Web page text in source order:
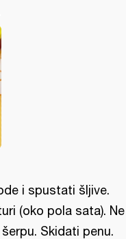
i spustati šljive.
(oko pola sata). Ne
Skidati penu.